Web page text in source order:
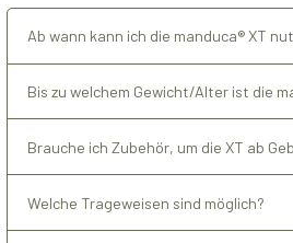
Ab wann kann ich die manduca® XT
Bis zu welchem Gewicht/Alter ist die
Brauche ich Zubehör, um die XT ab
Welche Trageweisen sind möglich?